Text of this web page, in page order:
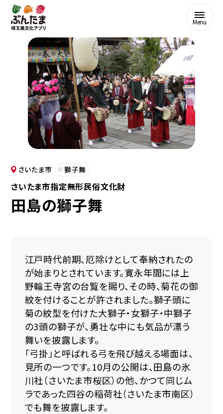
Menu
さいたま市 獅子舞
さいたま市指定無形民俗文化財
田島の獅子舞
江戸時代前期、厄除けとして奉納されたの
が始まりとされています。寛永年間には上
野輪王寺宮の台覧を賜り、その時、菊花の御
紋を付けることが許されました。獅子頭に
菊の紋型を付けた大獅子・女獅子・中獅子
の3頭の獅子が、勇壮な中にも気品が漂う
舞いを披露します。
「弓掛」と呼ばれる弓を飛び越える場面は、
見所の一つです。10月の公開は、田島の氷
川社（さいたま市桜区）の他、かつて同じム
ラであった四谷の稲荷社（さいたま市南区）
でも舞を披露します。